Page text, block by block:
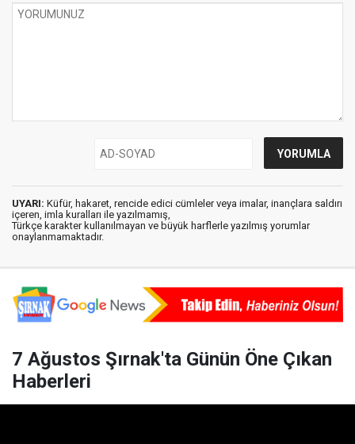
UYARI: Küfür, hakaret, rencide edici cümleler veya imalar, inançlara saldırı
içeren, imla kuralları ile yazılmamış,
Türkçe karakter kullanılmayan ve büyük harflerle yazılmış yorumlar
onaylanmamaktadır.
7 Ağustos Şırnak'ta Günün Öne Çıkan
Haberleri